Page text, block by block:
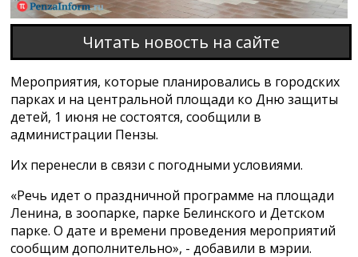
Читать новость на сайте
Мероприятия, которые планировались в городских
парках и на центральной площади ко Дню защиты
детей, 1 июня не состоятся, сообщили в
администрации Пензы.
Их перенесли в связи с погодными условиями.
«Речь идет о праздничной программе на площади
Ленина, в зоопарке, парке Белинского и Детском
парке. О дате и времени проведения мероприятий
сообщим дополнительно», - добавили в мэрии.